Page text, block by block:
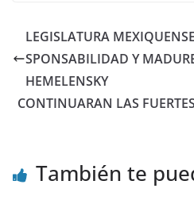
LEGISLATURA
SPONSABILIDAD Y
HEMELENSKY
CONTINUARAN LAS
También te